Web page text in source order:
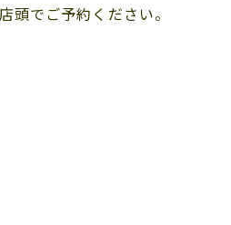
頭でご予約ください。